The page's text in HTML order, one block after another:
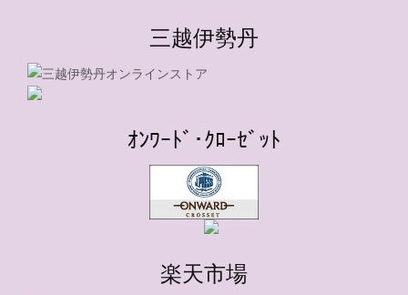
三越伊勢丹
ｵﾝﾜｰﾄﾞ･ｸﾛｰｾﾞｯﾄ
楽天市場